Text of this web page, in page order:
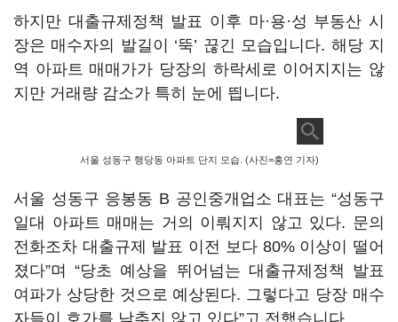
하지만 대출규제정책 발표 이후 마·용·성 부동산 시
장은 매수자의 발길이 ‘뚝’ 끊긴 모습입니다. 해당 지
역 아파트 매매가가 당장의 하락세로 이어지지는 않
지만 거래량 감소가 특히 눈에 띕니다.
서울 성동구 행당동 아파트 단지 모습. (사진=홍연 기자)
서울 성동구 응봉동 B 공인중개업소 대표는 “성동구
일대 아파트 매매는 거의 이뤄지지 않고 있다. 문의
전화조차 대출규제 발표 이전 보다 80% 이상이 떨어
졌다”며 “당초 예상을 뛰어넘는 대출규제정책 발표
여파가 상당한 것으로 예상된다. 그렇다고 당장 매수
자들이 호가를 낮추진 않고 있다”고 전했습니다